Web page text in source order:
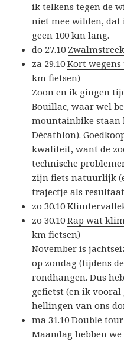
ik telkens tegen de
niet mee wilden, dat
geen 100 km lang.
do 27.10 Zwalmstreek
za 29.10Kort
km fietsen)
Zoon en ik gingen
Bouillac, waar wel
mountainbike staan
Décathlon).
kwaliteit, want de
technische
zijn fiets natuurlijk
trajectje als
zo 30.10
zo 30.10Rap wat
km fietsen)
November is
op zondag (tijdens
rondhangen. Dus
gefietst (en ik vooral
hellingen van ons
ma 31.10Double tour
Maandag hebben